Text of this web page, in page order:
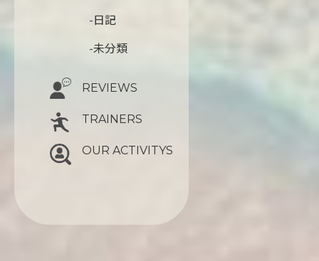
-日記
-未分類
REVIEWS
TRAINERS
OUR ACTIVITYS